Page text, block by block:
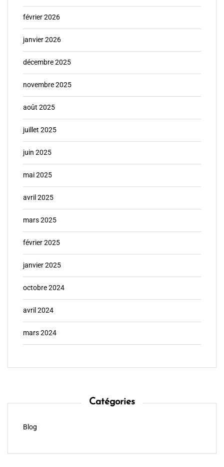
février 2026
janvier 2026
décembre 2025
novembre 2025
août 2025
juillet 2025
juin 2025
mai 2025
avril 2025
mars 2025
février 2025
janvier 2025
octobre 2024
avril 2024
mars 2024
Catégories
Blog